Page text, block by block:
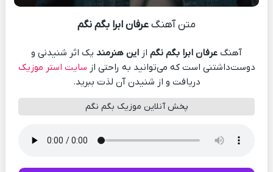
متن آهنگعرفان ابرا بگم نگم
آهنگ عرفان ابرا بگم نگم از این هنرمند یک اثر شنیدنی و
دوست‌داشتنی است که می‌توانید به راحتی از سایت استر موزیک
دریافت و از شنیدن آن لذت ببرید.
پخش آنلاین موزیک بگم نگم